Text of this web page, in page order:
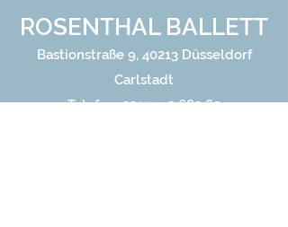
ROSENTHAL BALLETT
Bastionstraße 9, 40213 Düsseldorf
Carlstadt
Telefon:0211 542 682 62